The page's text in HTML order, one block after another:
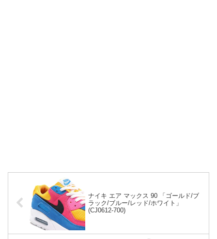
ナイキ エア マックス 90 「ゴールド/ブ
ラック/ブルー/レッド/ホワイト」
(CJ0612-700)